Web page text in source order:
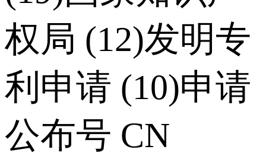
权局 (12)发明专
利申请 (10)申请
公布号 CN